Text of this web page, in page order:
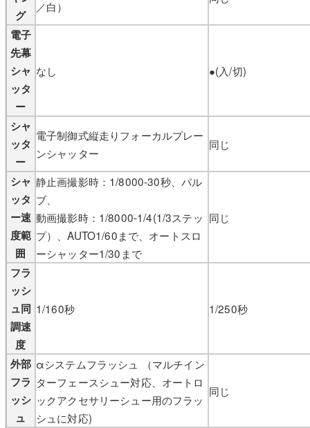
グ
／白）
電子
先幕
シャ
ッタ
ー
なし ●(入/切)
シャ
ッタ
ー
電子制御式縦走りフォーカルプレー
ンシャッター
同じ
シャ
ッタ
ー速
度範
囲
静止画撮影時：1/8000-30秒、バル
ブ、
動画撮影時：1/8000-1/4(1/3ステッ
プ）、AUTO1/60まで、オートスロ
ーシャッター1/30まで
同じ
フラ
ッシ
ュ同
調速
度
1/160秒 1/250秒
外部
フラ
ッシ
ュ
αシステムフラッシュ （マルチイン
ターフェースシュー対応、オートロ
ックアクセサリーシュー用のフラッ
シュに対応)
同じ